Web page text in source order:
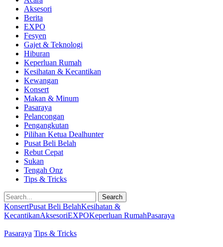
Aksesori
Berita
EXPO
Fesyen
Gajet & Teknologi
Hiburan
Keperluan Rumah
Kesihatan & Kecantikan
Kewangan
Konsert
Makan & Minum
Pasaraya
Pelancongan
Pengangkutan
Pilihan Ketua Dealhunter
Pusat Beli Belah
Rebut Cepat
Sukan
Tengah Onz
Tips & Tricks
Search
KonsertPusat Beli BelahKesihatan &
KecantikanAksesoriEXPOKeperluan RumahPasaraya
Pasaraya Tips & Tricks